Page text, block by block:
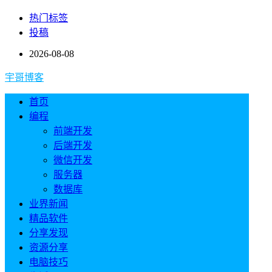
热门标签
投稿
2026-08-08
宇哥博客
首页
编程
前端开发
后端开发
微信开发
服务器
数据库
业界新闻
精品软件
分享发现
资源分享
电脑技巧